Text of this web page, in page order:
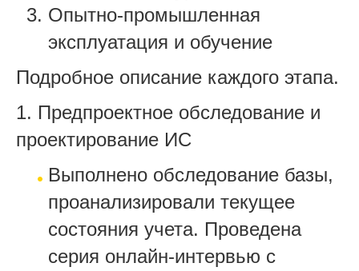
Опытно-промышленная
эксплуатация и обучение
Подробное описание каждого этапа.
1. Предпроектное обследование и
проектирование ИС
Выполнено обследование базы,
проанализировали текущее
состояния учета. Проведена
серия онлайн-интервью с